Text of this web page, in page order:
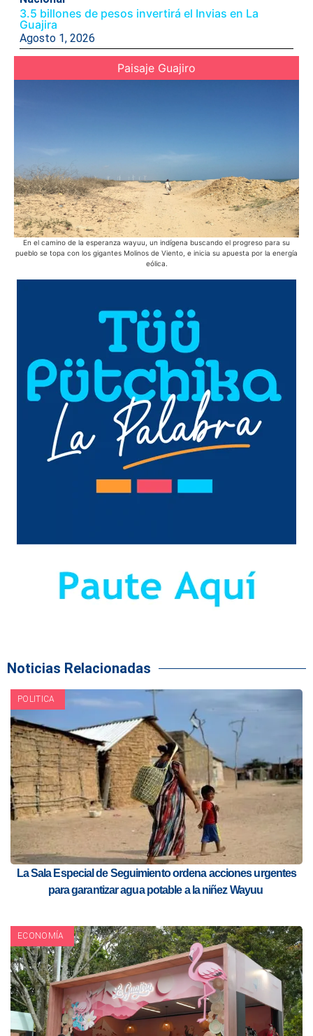
3.5 billones de pesos invertirá el Invias en La
Guajira
Agosto 1, 2026
Paisaje Guajiro
En el camino de la esperanza wayuu, un indígena buscando el progreso para su
pueblo se topa con los gigantes Molinos de Viento, e inicia su apuesta por la energía
eólica.
Noticias Relacionadas
POLITICA
La Sala Especial de Seguimiento ordena acciones urgentes
para garantizar agua potable a la niñez Wayuu
ECONOMÍA